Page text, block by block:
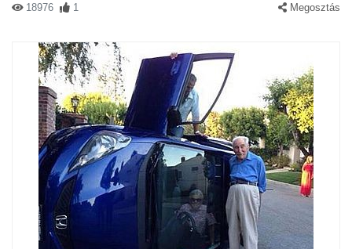
18976 1 Megosztás